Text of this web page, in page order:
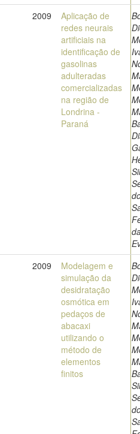
2009
Aplicação de
redes neurais
artificiais na
identificação de
gasolinas
adulteradas
comercializadas
na região de
Londrina -
Paraná
2009
Modelagem e
simulação da
desidratação
osmótica em
pedaços de
abacaxi
utilizando o
método de
elementos
finitos